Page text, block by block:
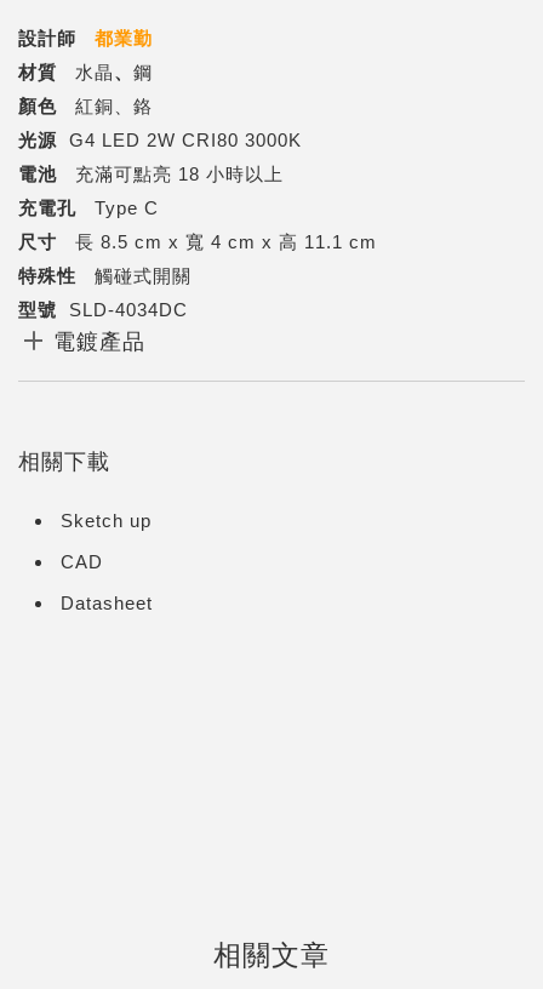
設計師 都業勤
材質 水晶、 鋼
顏色 紅銅、鉻
光源 G4 LED 2W CRI80 3000K
電池 充滿可點亮 18 小時以上
充電孔 Type C
尺寸 長 8.5 cm x 寬 4 cm x 高 11.1 cm
特殊性 觸碰式開關
型號 SLD-4034DC
電鍍產品
相關下載
Sketch up
CAD
Datasheet
相關文章